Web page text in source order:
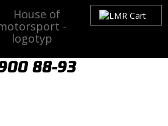
>Saab>900
900 OG (1979-1993)
> Bromsslang 900 88-93
88-93